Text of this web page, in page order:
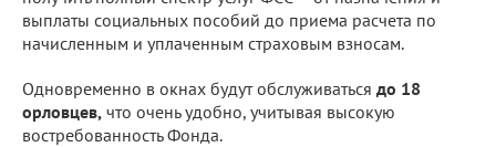
выплаты социальных пособий до приема расчета по
начисленным и уплаченным страховым взносам.
Одновременно в окнах будут обслуживаться до 18
орловцев, что очень удобно, учитывая высокую
востребованность Фонда.